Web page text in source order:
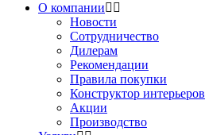
О компании
Новости
Сотрудничество
Дилерам
Рекомендации
Правила покупки
Конструктор интерьеров
Акции
Производство